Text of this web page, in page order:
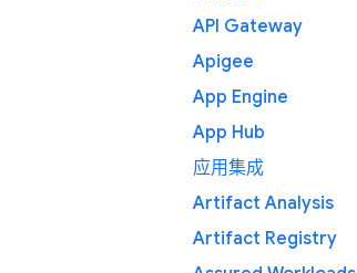
API Gateway
Apigee
App Engine
App Hub
应用集成
Artifact Analysis
Artifact Registry